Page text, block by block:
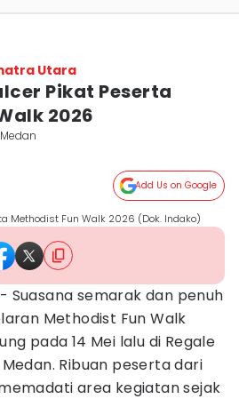
Utara
Pikat Peserta
2026
Add Us on Google
Methodist Fun Walk 2026 (Dok. Indako)
- Suasana semarak dan penuh
Methodist Fun Walk
pada 14 Mei lalu di Regale
Ribuan peserta dari
area kegiatan sejak